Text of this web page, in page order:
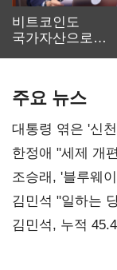
비트코인도
국가자산으로…'
주요 뉴스
대통령 엮은 '신
한정애 "세제 개
조승래, '블루웨
통감"
김민석 "일하는
김민석, 누적